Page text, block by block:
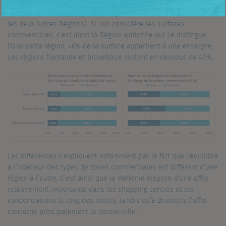
les deux autres Régions). Si l’on considère les surfaces
commerciales, c’est alors la Région wallonne qui se distingue.
Dans cette région, 46% de la surface appartient à une enseigne.
Les régions flamande et bruxelloise restent en dessous de 40%.
Les différences s’expliquent notamment par le fait que l’équilibre
à l’intérieur des types de zones commerciales est différent d’une
région à l’autre. C’est ainsi que la Wallonie dispose d’une offre
relativement importante dans les shopping centres et les
concentrations le long des routes, tandis qu’à Bruxelles l’offre
concerne principalement le centre-ville.